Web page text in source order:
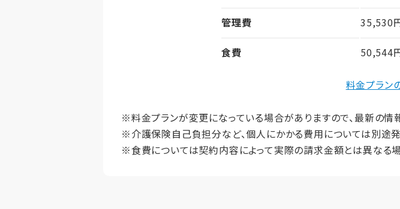
管理費 35,530円
食費 50,544円
想定居住期間（償却年月数）
その他事項
料金プラン
※料金プランが変更になっている場合がありますので、最新の情
※介護保険自己負担分など、個人にかかる費用については別途
※食費については契約内容によって実際の請求金額とは異なる